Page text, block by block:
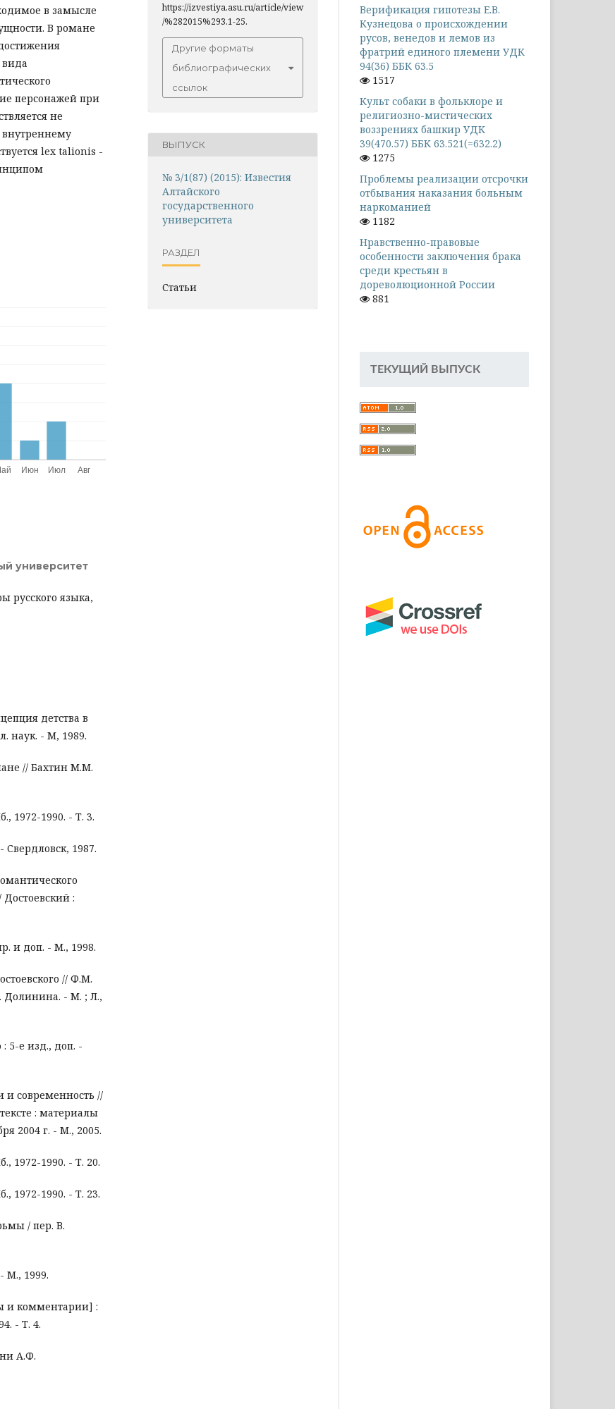
в замысле
В романе
персонажей при
не
внутреннему
lex talionis -
университет
русского языка,
детства в
наук. - М, 1989.
// Бахтин М.М.
1972-1990. - Т. 3.
1987.
Достоевский :
и доп. - М., 1998.
// Ф.М.
Долинина. - М. ; Л.,
5-е изд., доп. -
и современность //
: материалы
2004 г. - М., 2005.
1972-1990. - Т. 20.
1972-1990. - Т. 23.
/ пер. В.
М., 1999.
и комментарии] :
- Т. 4.
А.Ф.
https://izvestiya.asu.ru/article/view
/%282015%293.1-25.
Другие форматы
библиографических
ссылок
ВЫПУСК
№ 3/1(87) (2015): Известия
Алтайского
государственного
университета
РАЗДЕЛ
Статьи
Верификация гипотезы Е.В.
Кузнецова о происхождении
русов, венедов и лемов из
фратрий единого племени УДК
94(36) ББК 63.5
1517
Культ собаки в фольклоре и
религиозно-мистических
воззрениях башкир УДК
39(470.57) ББК 63.521(=632.2)
1275
Проблемы реализации отсрочки
отбывания наказания больным
наркоманией
1182
Нравственно-правовые
особенности заключения брака
среди крестьян в
дореволюционной России
881
ТЕКУЩИЙ ВЫПУСК